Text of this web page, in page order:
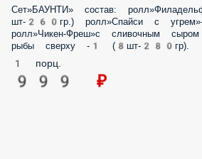
Сет»БАУНТИ» состав:
шт-260гр.) ролл»Спайси с
ролл»Чикен-Фреш»с сливочным
рыбы сверху -1 (8шт-
1 порц.
999 ₽